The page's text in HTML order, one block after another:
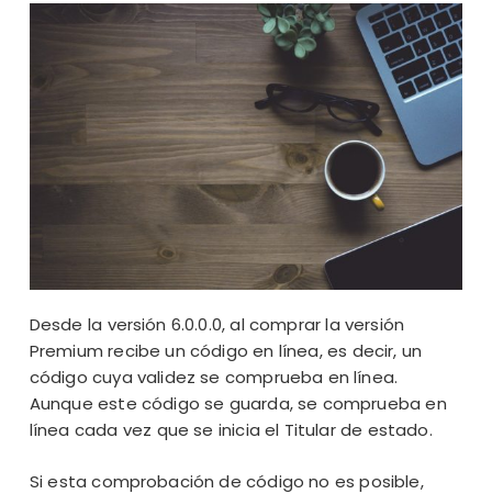
Desde la versión 6.0.0.0, al comprar la versión
Premium recibe un código en línea, es decir, un
código cuya validez se comprueba en línea.
Aunque este código se guarda, se comprueba en
línea cada vez que se inicia el Titular de estado.
Si esta comprobación de código no es posible,